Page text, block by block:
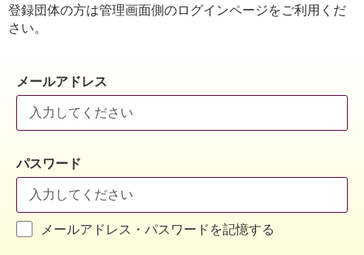
登録団体の方は管理画面側のログインページをご利用くだ
さい。
メールアドレス
パスワード
メールアドレス・パスワードを記憶する